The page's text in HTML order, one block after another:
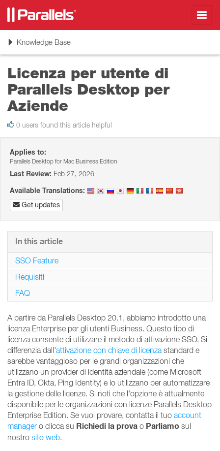
ToggleKnowledge Base
Licenza per utente di
Parallels Desktop per
Aziende
0 users found this article helpful
Applies to:
Parallels Desktop for Mac Business Edition
Last Review: Feb 27, 2026
Available Translations:
Get updates
A partire da Parallels Desktop 20.1, abbiamo introdotto una
licenza Enterprise per gli utenti Business. Questo tipo di
licenza consente di utilizzare il metodo di attivazione SSO. Si
differenzia dall'attivazione con chiave di licenza standard e
sarebbe vantaggioso per le grandi organizzazioni che
utilizzano un provider di identità aziendale (come Microsoft
Entra ID, Okta, Ping Identity) e lo utilizzano per automatizzare
la gestione delle licenze. Si noti che l'opzione è attualmente
disponibile per le organizzazioni con licenze Parallels Desktop
Enterprise Edition. Se vuoi provare, contatta il tuo account
manager o clicca su Richiedi la prova o Parliamo sul
nostro sito web.
In this article
SSO Feature
Requisiti
FAQ